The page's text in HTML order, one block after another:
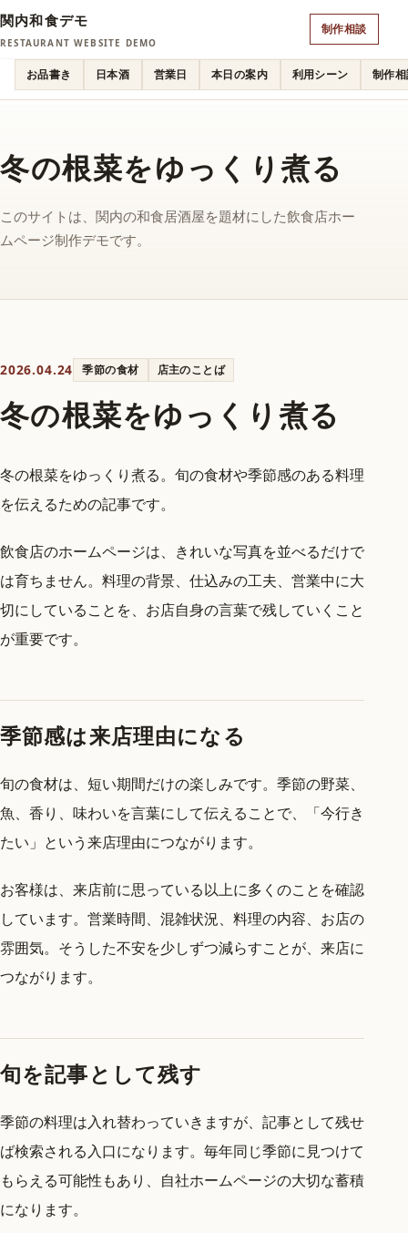
関内和食デモ
RESTAURANT WEBSITE DEMO
制作相談
お品書き 日本酒 営業日 本日の案内 利用シーン 制作
冬の根菜をゆっくり煮る
このサイトは、関内の和食居酒屋を題材にした飲食店ホー
ムページ制作デモです。
2026.04.24 季節の食材 店主のことば
冬の根菜をゆっくり煮る
冬の根菜をゆっくり煮る。旬の食材や季節感のある料理
を伝えるための記事です。
飲食店のホームページは、きれいな写真を並べるだけで
は育ちません。料理の背景、仕込みの工夫、営業中に大
切にしていることを、お店自身の言葉で残していくこと
が重要です。
季節感は来店理由になる
旬の食材は、短い期間だけの楽しみです。季節の野菜、
魚、香り、味わいを言葉にして伝えることで、「今行き
たい」という来店理由につながります。
お客様は、来店前に思っている以上に多くのことを確認
しています。営業時間、混雑状況、料理の内容、お店の
雰囲気。そうした不安を少しずつ減らすことが、来店に
つながります。
旬を記事として残す
季節の料理は入れ替わっていきますが、記事として残せ
ば検索される入口になります。毎年同じ季節に見つけて
もらえる可能性もあり、自社ホームページの大切な蓄積
になります。